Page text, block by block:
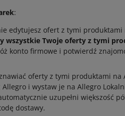
:
edytujesz ofert z tymi produktami
wszystkie Twoje oferty z tymi
konto firmowe i potwierdź
oferty z tymi produktami na
i wystaw je na Allegro
uzupełni większość
dostawy.